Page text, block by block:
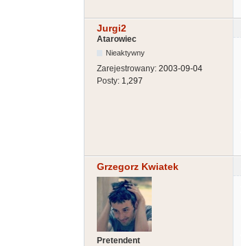
Jurgi2
Atarowiec
Nieaktywny
Zarejestrowany: 2003-09-04
Posty: 1,297
Grzegorz Kwiatek
Pretendent